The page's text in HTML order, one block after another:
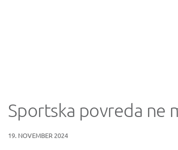
Sportska povreda ne
19. NOVEMBER 2024